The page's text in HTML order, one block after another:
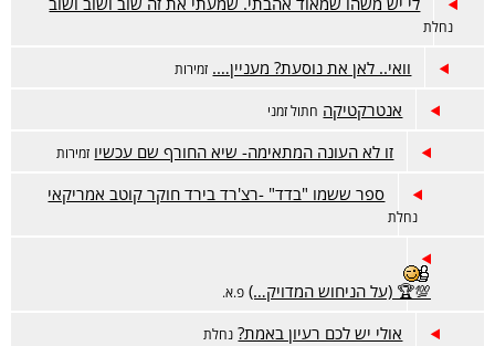
נחלת
וואי.. לאן את נוסעת? מעניין…. זמירות
אנטרקטיקה חתול זמני
זו לא העונה המתאימה- שיא החורף שם עכשיו זמירות
ספר ששמו "בדד" -רצ'רד בירד חוקר קוטב אמריקאי
נחלת
💯🏆 (על הניחוש המדויק…) פ.א.
אולי יש לכם רעיון באמת? נחלת